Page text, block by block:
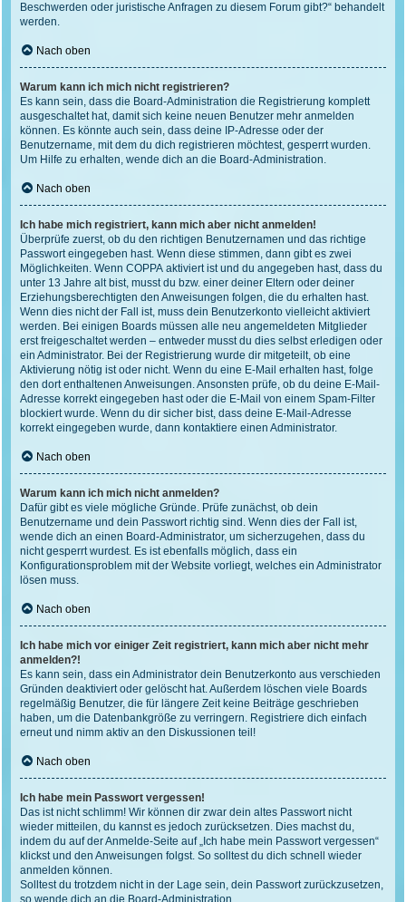
Beschwerden oder juristische Anfragen zu diesem Forum gibt?“ behandelt
werden.
Nach oben
Warum kann ich mich nicht registrieren?
Es kann sein, dass die Board-Administration die Registrierung komplett
ausgeschaltet hat, damit sich keine neuen Benutzer mehr anmelden
können. Es könnte auch sein, dass deine IP-Adresse oder der
Benutzername, mit dem du dich registrieren möchtest, gesperrt wurden.
Um Hilfe zu erhalten, wende dich an die Board-Administration.
Nach oben
Ich habe mich registriert, kann mich aber nicht anmelden!
Überprüfe zuerst, ob du den richtigen Benutzernamen und das richtige
Passwort eingegeben hast. Wenn diese stimmen, dann gibt es zwei
Möglichkeiten. Wenn COPPA aktiviert ist und du angegeben hast, dass du
unter 13 Jahre alt bist, musst du bzw. einer deiner Eltern oder deiner
Erziehungsberechtigten den Anweisungen folgen, die du erhalten hast.
Wenn dies nicht der Fall ist, muss dein Benutzerkonto vielleicht aktiviert
werden. Bei einigen Boards müssen alle neu angemeldeten Mitglieder
erst freigeschaltet werden – entweder musst du dies selbst erledigen oder
ein Administrator. Bei der Registrierung wurde dir mitgeteilt, ob eine
Aktivierung nötig ist oder nicht. Wenn du eine E-Mail erhalten hast, folge
den dort enthaltenen Anweisungen. Ansonsten prüfe, ob du deine E-Mail-
Adresse korrekt eingegeben hast oder die E-Mail von einem Spam-Filter
blockiert wurde. Wenn du dir sicher bist, dass deine E-Mail-Adresse
korrekt eingegeben wurde, dann kontaktiere einen Administrator.
Nach oben
Warum kann ich mich nicht anmelden?
Dafür gibt es viele mögliche Gründe. Prüfe zunächst, ob dein
Benutzername und dein Passwort richtig sind. Wenn dies der Fall ist,
wende dich an einen Board-Administrator, um sicherzugehen, dass du
nicht gesperrt wurdest. Es ist ebenfalls möglich, dass ein
Konfigurationsproblem mit der Website vorliegt, welches ein Administrator
lösen muss.
Nach oben
Ich habe mich vor einiger Zeit registriert, kann mich aber nicht mehr
anmelden?!
Es kann sein, dass ein Administrator dein Benutzerkonto aus verschieden
Gründen deaktiviert oder gelöscht hat. Außerdem löschen viele Boards
regelmäßig Benutzer, die für längere Zeit keine Beiträge geschrieben
haben, um die Datenbankgröße zu verringern. Registriere dich einfach
erneut und nimm aktiv an den Diskussionen teil!
Nach oben
Ich habe mein Passwort vergessen!
Das ist nicht schlimm! Wir können dir zwar dein altes Passwort nicht
wieder mitteilen, du kannst es jedoch zurücksetzen. Dies machst du,
indem du auf der Anmelde-Seite auf „Ich habe mein Passwort vergessen“
klickst und den Anweisungen folgst. So solltest du dich schnell wieder
anmelden können.
Solltest du trotzdem nicht in der Lage sein, dein Passwort zurückzusetzen,
so wende dich an die Board-Administration.